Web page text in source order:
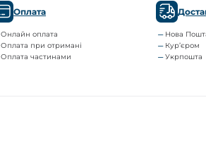
Оплата
Онлайн оплата
Оплата при отримані
Оплата частинами
Нова
Кур’єром
Укрпошта